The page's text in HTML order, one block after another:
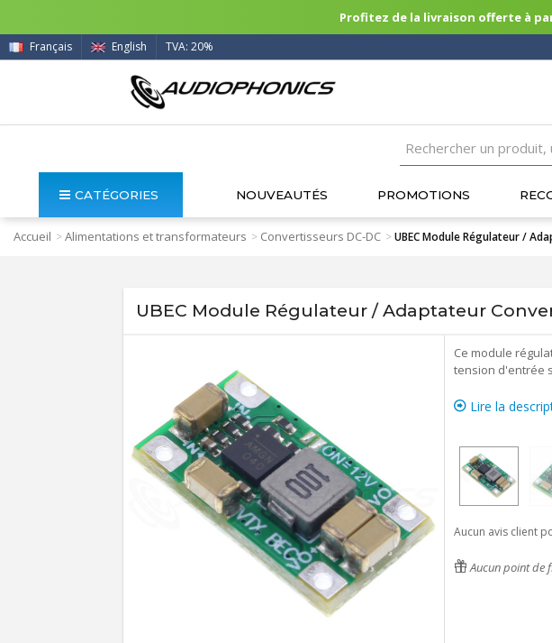
Profitez de la livraison offerte à
Français English TVA: 20%
CATÉGORIES NOUVEAUTÉS PROMOTIONS
Accueil >Alimentations et transformateurs > Convertisseurs DC-DC >UBEC Module Régulateur /
UBEC Module Régulateur / Adaptateur
Ce module
tension d'entrée
Lire la
Aucun avis client
Aucun point de